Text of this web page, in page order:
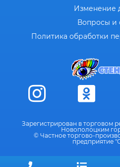
Изменение
Вопросы и
Политика обработки
Зарегистрирован в торговом
Новополоцким
© Частное торгово-
предприятие